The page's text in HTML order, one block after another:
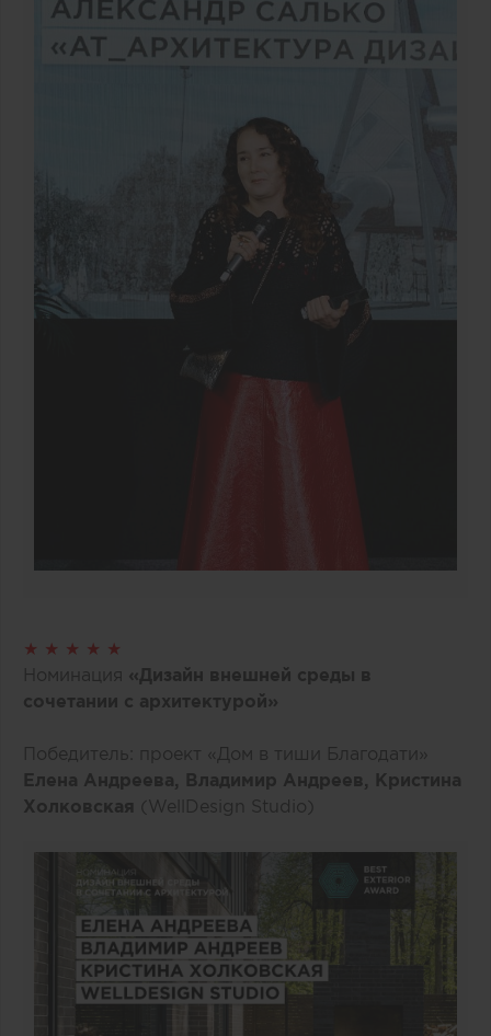
★ ★ ★ ★ ★
Номинация «Дизайн внешней среды в
сочетании с архитектурой»
Победитель: проект «Дом в тиши Благодати»
Елена Андреева, Владимир Андреев, Кристина
Холковская (WellDesign Studio)